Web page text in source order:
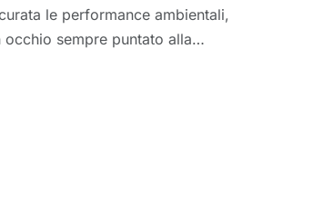
le performance ambientali,
sempre puntato alla…